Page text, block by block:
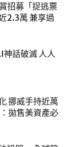
招募「捉逃票
2.3萬 兼享過
話破滅 人人
挪威手持近萬
拋售美資產必